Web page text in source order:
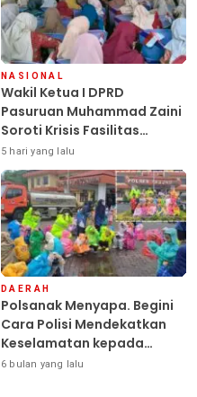
NASIONAL
Wakil Ketua I DPRD
Pasuruan Muhammad Zaini
Soroti Krisis Fasilitas
Sekolah di Tengah Efisiensi
Anggaran
5 hari yang lalu
DAERAH
Polsanak Menyapa. Begini
Cara Polisi Mendekatkan
Keselamatan kepada
Generasi Sejak Usia Dini
6 bulan yang lalu